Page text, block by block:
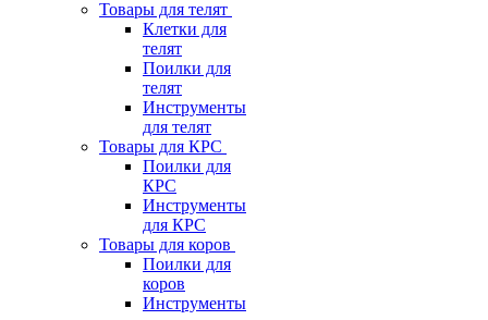
Товары для телят
Клетки для
телят
Поилки для
телят
Инструменты
для телят
Товары для КРС
Поилки для
КРС
Инструменты
для КРС
Товары для коров
Поилки для
коров
Инструменты